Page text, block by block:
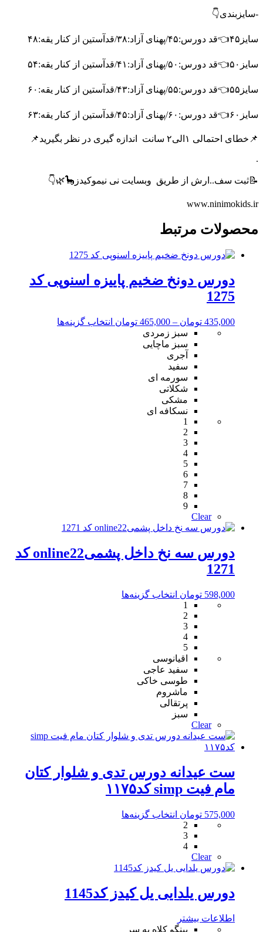
-سایزبندی👇
سایز۴۵👈قد دورس:۴۵/پهنای آزاد:۳۸/قدآستین از کنار یقه:۴۸
سایز۵۰👈قد دورس:۵۰/پهنای آزاد:۴۱/قدآستین از کنار یقه:۵۴
سایز۵۵👈قد دورس:۵۵/پهنای آزاد:۴۳/قدآستین از کنار یقه:۶۰
سایز۶۰👈قد دورس:۶۰/پهنای آزاد:۴۵/قدآستین از کنار یقه:۶۳
📌خطای احتمالی ۱الی۲ سانت
اندازه گیری در نظر بگیرید📌
.
📝ثبت سف..ارش از طریق وبسایت نی نیموکیدز🦕🌿👇
www.ninimokids.ir
محصولات مرتبط
دورس دونخ ضخیم پاییزه اسنوپی کد
1275
435,000 تومان –
465,000 تومان محدوده
انتخاب گزینه‌ها
سبز زمردی
سبز ماچایی
آجری
سفید
سورمه ای
شکلاتی
مشکی
نسکافه ای
1
2
3
4
5
6
7
8
9
Clear
دورس سه نخ داخل پشمیonline22 کد
1271
598,000 تومان انتخاب گزینه‌ها
محصول
1
2
3
4
5
اقیانوسی
سفید عاجی
طوسی خاکی
ماشروم
پرتقالی
سبز
Clear
ست عیدانه دورس تدی و‌ شلوار کتان
مام فیت simp کد۱۱۷۵
575,000 تومان انتخاب گزینه‌ها
می
گزینه
ها
2
3
4
Clear
دورس یلدایی یل کیدز کد1145
اطلاعات بیشتر
پینگو کلاه به سر